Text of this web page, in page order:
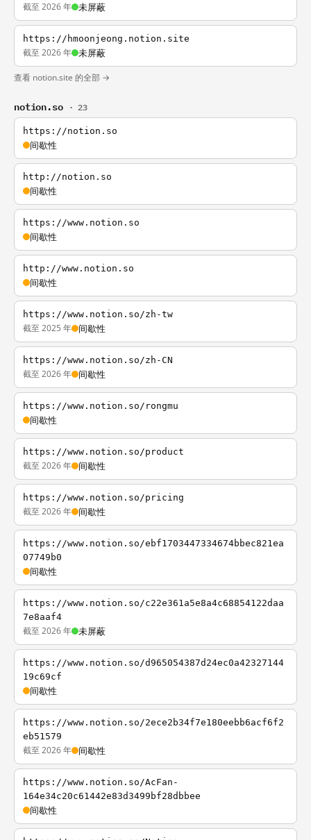
截至 2026 年 未屏蔽
https://hmoonjeong.notion.site
截至 2026 年 未屏蔽
查看 notion.site 的全部 →
notion.so · 23
https://notion.so
间歇性
http://notion.so
间歇性
https://www.notion.so
间歇性
http://www.notion.so
间歇性
https://www.notion.so/zh-tw
截至 2025 年 间歇性
https://www.notion.so/zh-CN
截至 2026 年 间歇性
https://www.notion.so/rongmu
间歇性
https://www.notion.so/product
截至 2026 年 间歇性
https://www.notion.so/pricing
截至 2026 年 间歇性
https://www.notion.so/ebf1703447334674bbec821ea
07749b0
间歇性
https://www.notion.so/c22e361a5e8a4c68854122daa
7e8aaf4
截至 2026 年 未屏蔽
https://www.notion.so/d965054387d24ec0a42327144
19c69cf
间歇性
https://www.notion.so/2ece2b34f7e180eebb6acf6f2
eb51579
截至 2026 年 间歇性
https://www.notion.so/AcFan-
164e34c20c61442e83d3499bf28dbbee
间歇性